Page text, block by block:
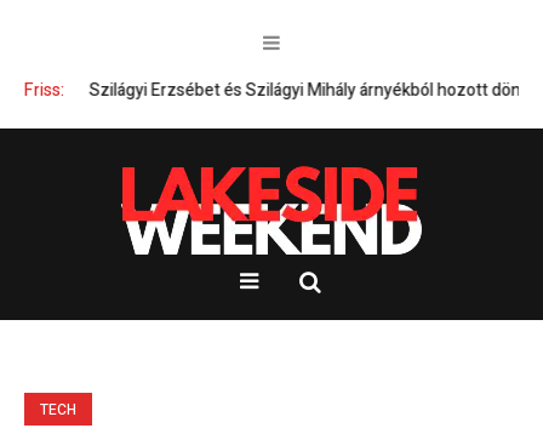
Friss:Szilágyi Erzsébet és Szilágyi Mihály árnyékból hozott döntései –
TECH